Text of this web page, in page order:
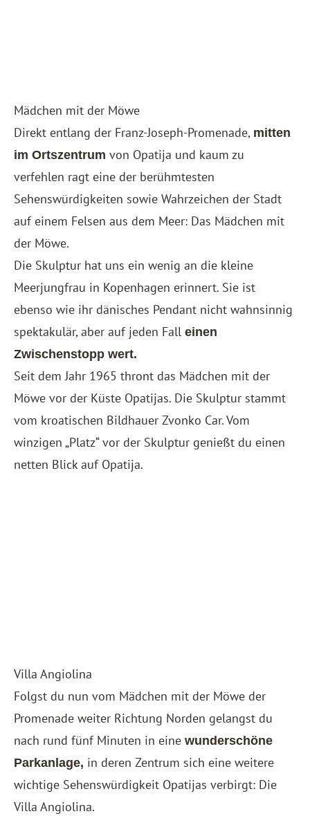
Mädchen mit der Möwe
Direkt entlang der Franz-Joseph-Promenade, mitten
im Ortszentrum von Opatija und kaum zu
verfehlen ragt eine der berühmtesten
Sehenswürdigkeiten sowie Wahrzeichen der Stadt
auf einem Felsen aus dem Meer: Das Mädchen mit
der Möwe.
Die Skulptur hat uns ein wenig an die kleine
Meerjungfrau in Kopenhagen erinnert. Sie ist
ebenso wie ihr dänisches Pendant nicht wahnsinnig
spektakulär, aber auf jeden Fall einen
Zwischenstopp wert.
Seit dem Jahr 1965 thront das Mädchen mit der
Möwe vor der Küste Opatijas. Die Skulptur stammt
vom kroatischen Bildhauer Zvonko Car. Vom
winzigen „Platz“ vor der Skulptur genießt du einen
netten Blick auf Opatija.
Villa Angiolina
Folgst du nun vom Mädchen mit der Möwe der
Promenade weiter Richtung Norden gelangst du
nach rund fünf Minuten in eine wunderschöne
Parkanlage, in deren Zentrum sich eine weitere
wichtige Sehenswürdigkeit Opatijas verbirgt: Die
Villa Angiolina.